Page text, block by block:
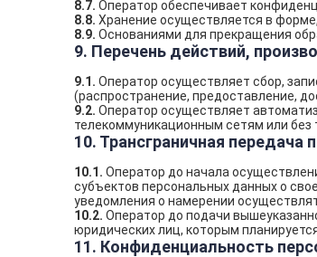
8.7. Оператор обеспечивает
8.8. Хранение осуществляется в
8.9. Основаниями для прекращения
9. Перечень действий,
9.1. Оператор осуществляет сбор,
(распространение, предоставление,
9.2. Оператор осуществляет
телекоммуникационным сетям или без
10. Трансграничная
10.1. Оператор до начала
субъектов персональных данных о
уведомления о намерении
10.2. Оператор до подачи
юридических лиц, которым
11. Конфиденциальность